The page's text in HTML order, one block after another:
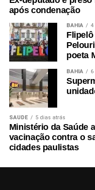
após condenação
BAHIA 4
poeta
BAHIA
SAÚDE 5 dias atrás
Ministério da Saúde
vacinação contra o
cidades paulistas